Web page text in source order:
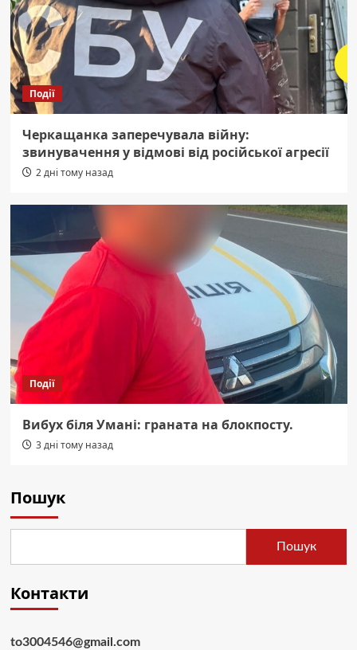
Події
Черкащанка заперечувала війну:
звинувачення у відмові від російської агресії
2 дні тому назад
Події
Вибух біля Умані: граната на блокпосту.
3 дні тому назад
Пошук
Пошук
Контакти
to3004546@gmail.com